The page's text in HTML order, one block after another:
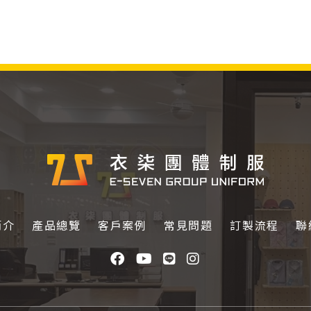
產品總覽 客戶案例 常見問題 訂製流程 聯